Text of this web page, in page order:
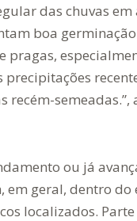
das chuvas em
boa
semeadas.”,
ou já
geral, dentro do
localizados.